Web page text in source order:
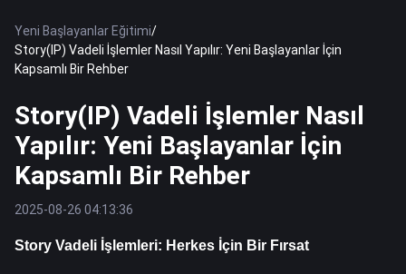
Yeni Başlayanlar Eğitimi/
Story(IP) Vadeli İşlemler Nasıl Yapılır: Yeni Başlayanlar İçin
Kapsamlı Bir Rehber
Story(IP) Vadeli İşlemler Nasıl
Yapılır: Yeni Başlayanlar İçin
Kapsamlı Bir Rehber
2025-08-26 04:13:36
Story Vadeli İşlemleri: Herkes İçin Bir Fırsat